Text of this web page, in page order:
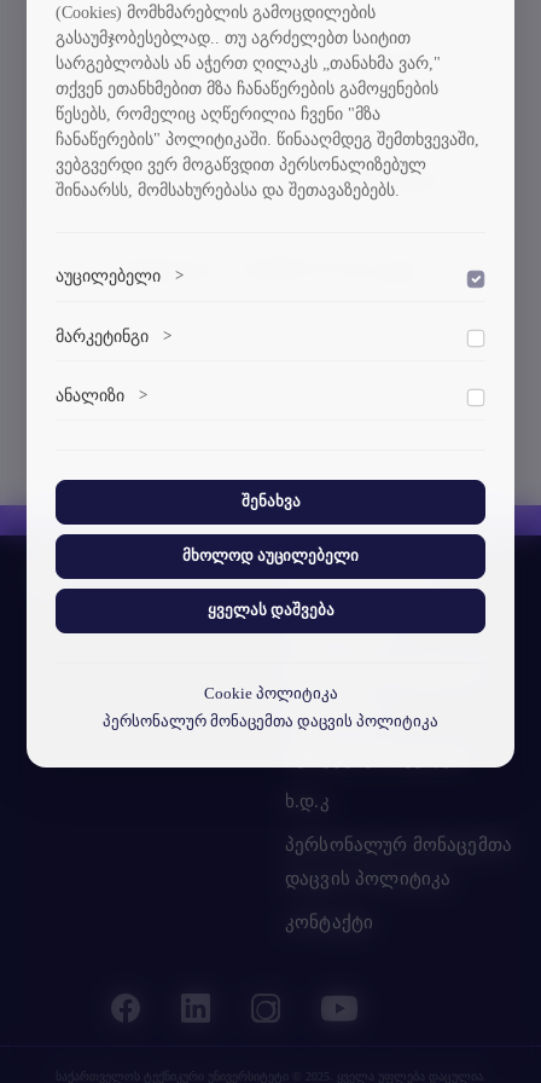
საპატიო
დოქტორები
ჯილდოები
დიპლომი რეკვიზიტები
გენდერული თანასწორობის გეგმა
სტუ-ის შესახებ
სტუ-ს მისია
ხ.დ.კ
პერსონალურ მონაცემთა
დაცვის პოლიტიკა
კონტაქტი
საქართველოს ტექნიკური უნივერსიტეტი © 2025. ყველა უფლება დაცულია.
(Cookies) მომხმარებლის გამოცდილების
გასაუმჯობესებლად.. თუ აგრძელებთ საიტით
სარგებლობას ან აჭერთ ღილაკს „თანახმა ვარ,"
თქვენ ეთანხმებით მზა ჩანაწერების გამოყენების
წესებს, რომელიც აღწერილია ჩვენი "მზა
ჩანაწერების" პოლიტიკაში. წინააღმდეგ შემთხვევაში,
ვებგვერდი ვერ მოგაწვდით პერსონალიზებულ
შინაარსს, მომსახურებასა და შეთავაზებებს.
აუცილებელი >
დაშვება
ვებსაიტის გამართული ფუნქციონირებისთვის
აუცილებელი ქუქი-ფაილები.
მარკეტინგი >
დაშვება
მარკეტინგული ქუქი-ფაილები გვეხმარება
პერსონალიზებული კონტენტისა და რეკლამების
ანალიზი >
დაშვება
შენახვა
მხოლოდ აუცილებელი
ყველას დაშვება
Cookie პოლიტიკა
პერსონალურ მონაცემთა დაცვის პოლიტიკა